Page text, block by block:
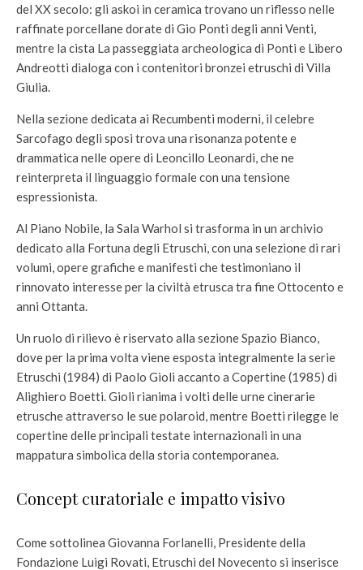
del XX secolo: gli askoi in ceramica trovano un riflesso nelle
raffinate porcellane dorate di Gio Ponti degli anni Venti,
mentre la cista La passeggiata archeologica di Ponti e Libero
Andreotti dialoga con i contenitori bronzei etruschi di Villa
Giulia.
Nella sezione dedicata ai Recumbenti moderni, il celebre
Sarcofago degli sposi trova una risonanza potente e
drammatica nelle opere di Leoncillo Leonardi, che ne
reinterpreta il linguaggio formale con una tensione
espressionista.
Al Piano Nobile, la Sala Warhol si trasforma in un archivio
dedicato alla Fortuna degli Etruschi, con una selezione di rari
volumi, opere grafiche e manifesti che testimoniano il
rinnovato interesse per la civiltà etrusca tra fine Ottocento e
anni Ottanta.
Un ruolo di rilievo è riservato alla sezione Spazio Bianco,
dove per la prima volta viene esposta integralmente la serie
Etruschi (1984) di Paolo Gioli accanto a Copertine (1985) di
Alighiero Boetti. Gioli rianima i volti delle urne cinerarie
etrusche attraverso le sue polaroid, mentre Boetti rilegge le
copertine delle principali testate internazionali in una
mappatura simbolica della storia contemporanea.
Concept curatoriale e impatto visivo
Come sottolinea Giovanna Forlanelli, Presidente della
Fondazione Luigi Rovati, Etruschi del Novecento si inserisce